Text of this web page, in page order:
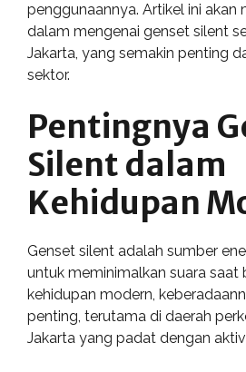
penggunaannya. Artikel ini akan
dalam mengenai genset silent
Jakarta, yang semakin penting
sektor.
Pentingnya
Silent dalam
Kehidupan
Genset silent adalah sumber
untuk meminimalkan suara saat
kehidupan modern,
penting, terutama di daerah
Jakarta yang padat dengan